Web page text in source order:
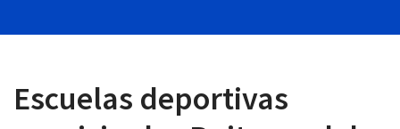
Escuelas deportivas